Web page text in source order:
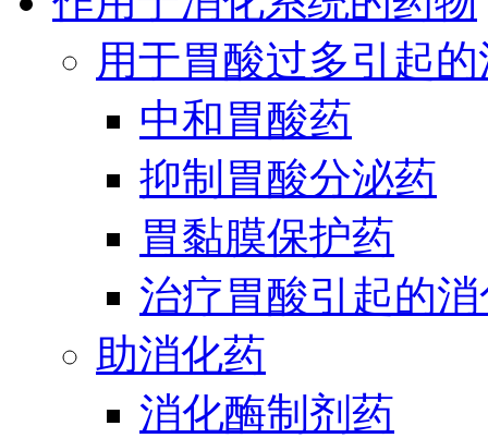
用于胃酸过多引起
中和胃酸药
抑制胃酸分泌药
胃黏膜保护药
治疗胃酸引起的
助消化药
消化酶制剂药